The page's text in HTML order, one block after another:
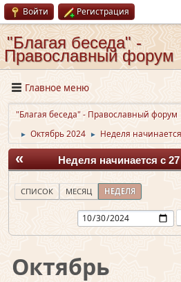
Войти Регистрация
"Благая беседа" -
Православный форум
Главное меню
"Благая беседа" - Православный форум
► Октябрь 2024 ► Неделя
« Неделя начинается с
СПИСОК МЕСЯЦ НЕДЕЛЯ
Октябрь